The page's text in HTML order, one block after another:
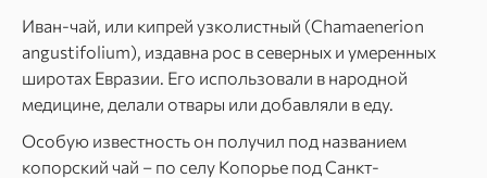
Иван-чай, или кипрей узколистный (Chamaenerion
angustifolium), издавна рос в северных и умеренных
широтах Евразии. Его использовали в народной
медицине, делали отвары или добавляли в еду.
Особую известность он получил под названием
копорский чай – по селу Копорье под Санкт-